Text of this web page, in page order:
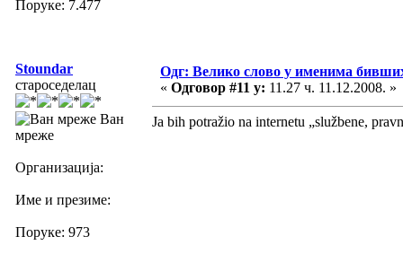
Поруке: 7.477
Stoundar
староседелац
Ван
мреже
Организација:
Име и презиме:
Поруке: 973
Одг: Велико слово у именима
« Одговор #11 у: 11.27 ч. 11.12.2008. »
Ja bih potražio na internetu „službene,